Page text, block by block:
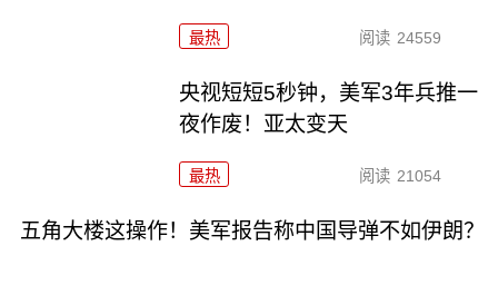
最热 阅读 24559
央视短短5秒钟，美军3年兵推一
夜作废！亚太变天
最热 阅读 21054
五角大楼这操作！美军报告称中国导弹不如伊朗？